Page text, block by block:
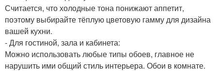
Считается, что холодные тона понижают аппетит,
поэтому выбирайте тёплую цветовую гамму для дизайна
вашей кухни.
- Для гостиной, зала и кабинета:
Можно использовать любые типы обоев, главное не
нарушить ими общий стиль интерьера. Обои в комнате.